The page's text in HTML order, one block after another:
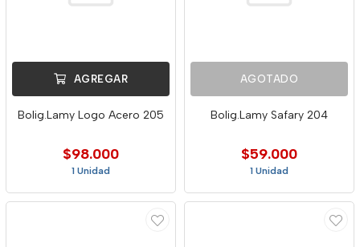
AGREGAR
Bolig.Lamy Logo Acero 205
$98.000
1 Unidad
AGOTADO
Bolig.Lamy Safary 204
$59.000
1 Unidad